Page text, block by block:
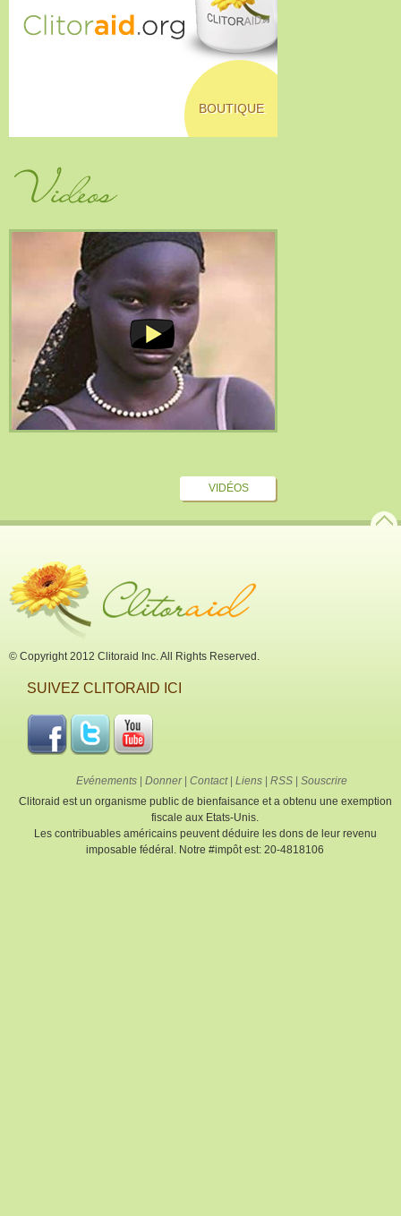
BOUTIQUE
Vidéos
VIDÉOS
© Copyright 2012 Clitoraid Inc. All Rights Reserved.
SUIVEZ CLITORAID ICI
Evénements Donner| Contact| Liens RSS
Souscrire
Clitoraid est un organisme public de bienfaisance et a obtenu une exemption
fiscale aux Etats-Unis.
Les contribuables américains peuvent déduire les dons de leur revenu
imposable fédéral. Notre #impôt est: 20-4818106